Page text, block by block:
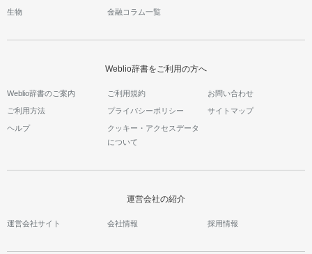
生物 金融コラム一覧
Weblio辞書をご利用の方へ
Weblio辞書のご案内 ご利用規約 お問い合わせ
ご利用方法 プライバシーポリシー サイトマップ
ヘルプ
クッキー・アクセスデータ
について
運営会社の紹介
運営会社サイト 会社情報 採用情報